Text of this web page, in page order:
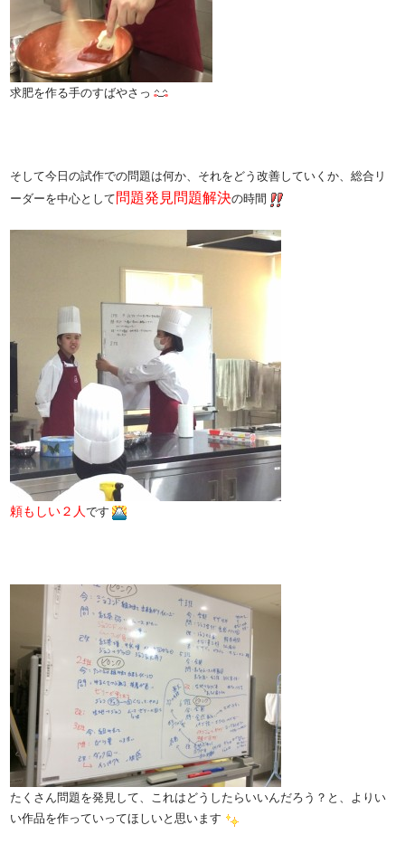
求肥を作る手のすばやさっ
そして今日の試作での問題は何か、それをどう改善していくか、総合リ
ーダーを中心として 問題発見問題解決の時間
頼もしい２人です
たくさん問題を発見して、これはどうしたらいいんだろう？と、よりい
い作品を作っていってほしいと思います